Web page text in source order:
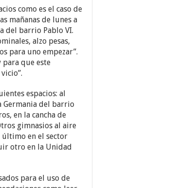
como es el caso de
mañanas de lunes a
del barrio Pablo VI.
alzo pesas,
para uno empezar”.
para que este
espacios: al
Germania del barrio
en la cancha de
gimnasios al aire
último en el sector
otro en la Unidad
para el uso de